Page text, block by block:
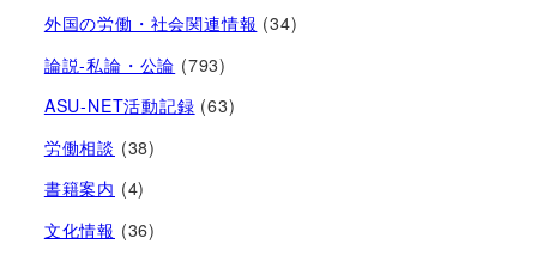
外国の労働・社会関連情報 (34)
論説-私論・公論 (793)
ASU-NET活動記録 (63)
労働相談 (38)
書籍案内 (4)
文化情報 (36)